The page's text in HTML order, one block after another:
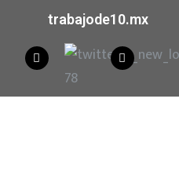
trabajode10.mx